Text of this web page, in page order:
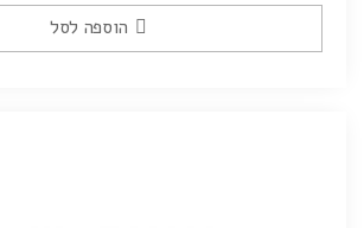
הוספה לסל